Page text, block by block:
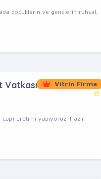
çocukların ve gençlerin ruhsal,
Vitrin Firma
Vatkası
üretimi yapıyoruz. Hazır